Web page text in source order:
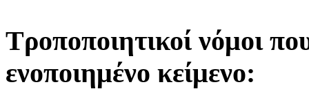
Τροποποιητικοί νόμοι
ενοποιημένο κείμενο: